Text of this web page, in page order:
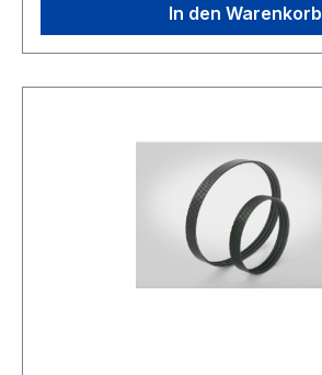
In den Warenkorb